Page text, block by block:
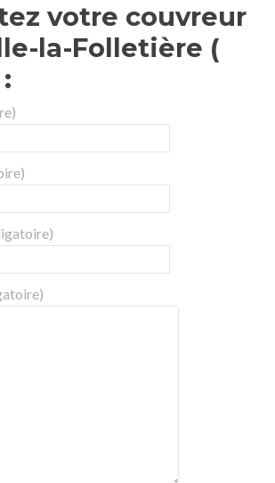
votre couvreur
la-Folletière (